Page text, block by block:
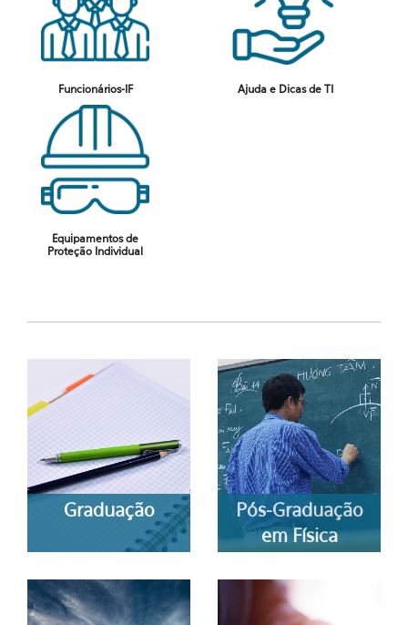
Funcionários-IF Ajuda e Dicas de TI
Equipamentos de
Proteção Individual
Graduação
Pós-Graduação
em Física